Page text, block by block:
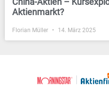
Aktienmarkt?
Florian Müller 14. März 2025